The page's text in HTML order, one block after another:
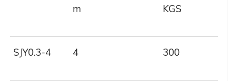
m KGS
SJY0.3-4 4 300